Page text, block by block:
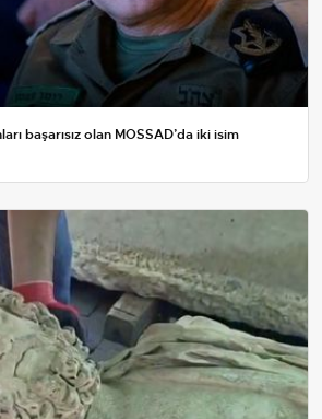
başarısız olan MOSSAD’da iki isim